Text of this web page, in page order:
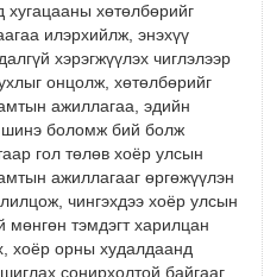
хугацааны хөтөлбөрийг
илэрхийлж, энэхүү
хэрэгжүүлэх чиглэлээр
онцолж, хөтөлбөрийг
ажиллагаа, эдийн
шинэ боломж бий болж
гол төлөв хоёр улсын
ажиллагааг өргөжүүлэн
чингэхдээ хоёр улсын
мөнгөн тэмдэгт харилцан
хоёр орны худалдаанд
сонирхолтой байгааг